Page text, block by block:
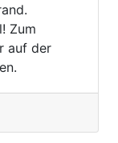
Zum
auf der